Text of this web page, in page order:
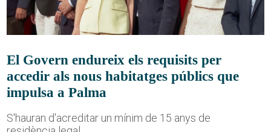
El Govern endureix els requisits per
accedir als nous habitatges públics que
impulsa a Palma
S'hauran d'acreditar un mínim de 15 anys de